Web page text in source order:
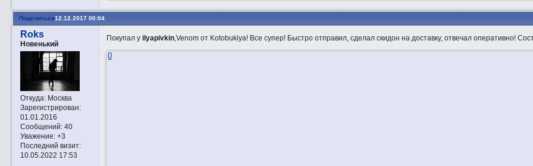
Поделиться12.12.2017 00:04
Roks
Новенький
Откуда:Москва
Зарегистрирован:
01.01.2016
Сообщений:40
Уважение: +3
Последний визит:
10.05.2022 17:53
Покупал у ilyapivkin,Venom от Kotobukiya! Все супер! Быстро отправил, сделал скидон на доставку, отвечал оперативно!
0